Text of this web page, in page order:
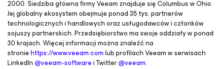
2000. Siedziba główna firmy Veeam znajduje się Columbus w Ohio.
Jej globalny ekosystem obejmuje ponad 35 tys. partnerów
technologicznych i handlowych oraz usługodawców i członków
sojuszy partnerskich. Przedsiębiorstwo ma swoje oddziały w ponad
30 krajach. Więcej informacji można znaleźć na
stroniehttps://www.veeam.comlub profilach Veeam w serwisach
LinkedIn@veeam-softwarei Twitter@veeam.